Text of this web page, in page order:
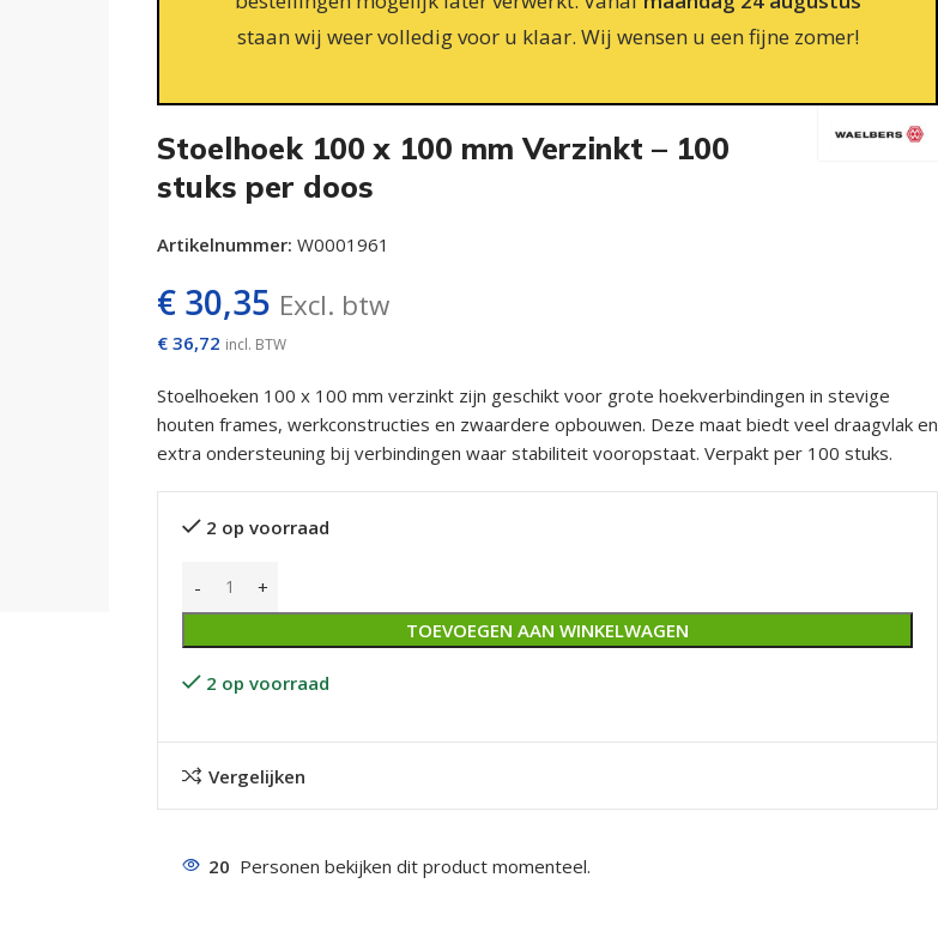
staan wij weer volledig voor u klaar. Wij wensen u een fijne zomer!
Stoelhoek 100 x 100 mm Verzinkt – 100
stuks per doos
Artikelnummer: W0001961
€ 30,35 Excl. btw
€ 36,72 incl. BTW
Stoelhoeken 100 x 100 mm verzinkt zijn geschikt voor grote hoekverbindingen in stevige
houten frames, werkconstructies en zwaardere opbouwen. Deze maat biedt veel draagvlak en
extra ondersteuning bij verbindingen waar stabiliteit vooropstaat. Verpakt per 100 stuks.
2 op voorraad
TOEVOEGEN AAN WINKELWAGEN
2 op voorraad
Vergelijken
20 Personen bekijken dit product momenteel.